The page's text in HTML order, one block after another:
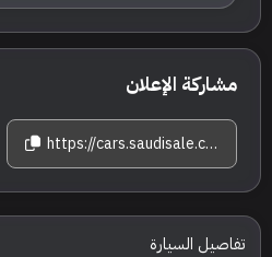
مشاركة الإعلان
https://cars.saudisale.com/listings/Ya1H2r/2025-%D8%A8%D9%8A-%D8%A7%D9%85-%D8%AF%D8%A8%D9%84%D9%8A%D9%88-%D8%A7%D9%84%D9%81%D8%A6%D8%A9-%D8%A7%D9%83%D8%B3-3-%D8%A5%D9%85-%D9%83%D8%AA
تفاصيل السيارة